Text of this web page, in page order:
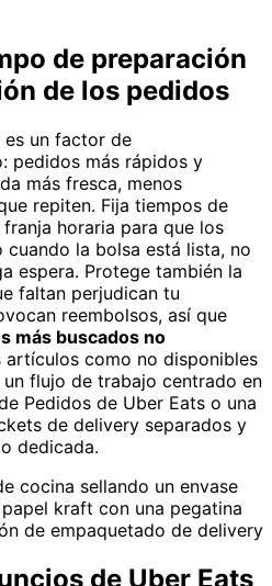
de preparación
de los pedidos
un factor de
pedidos más rápidos y
más fresca, menos
repiten. Fija tiempos de
horaria para que los
la bolsa está lista, no
espera. Protege también la
faltan perjudican tu
reembolsos, así que
más buscados no
artículos como no disponibles
flujo de trabajo centrado en
Pedidos de Uber Eats o una
de delivery separados y
dedicada.
cocina sellando un envase
kraft con una pegatina
de empaquetado de delivery
de Uber Eats